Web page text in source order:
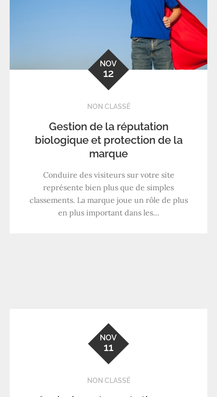
NOV
12
NON CLASSÉ
Gestion de la réputation
biologique et protection de la
marque
Conduire des visiteurs sur votre site
représente bien plus que de simples
classements. La marque joue un rôle de plus
en plus important dans les…
NOV
11
NON CLASSÉ